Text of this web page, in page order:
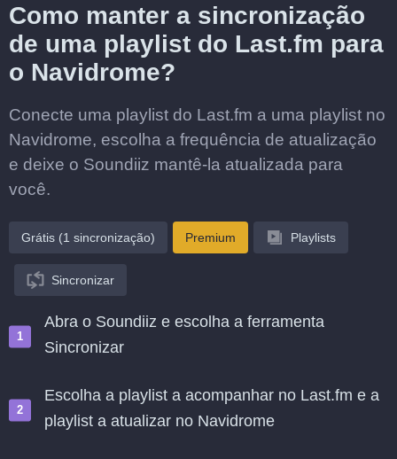
Como manter a sincronização
de uma playlist do Last.fm para
o Navidrome?
Conecte uma playlist do Last.fm a uma playlist no
Navidrome, escolha a frequência de atualização
e deixe o Soundiiz mantê-la atualizada para
você.
Grátis (1 sincronização) Premium Playlists
Sincronizar
Abra o Soundiiz e escolha a ferramenta
Sincronizar
Escolha a playlist a acompanhar no Last.fm e a
playlist a atualizar no Navidrome